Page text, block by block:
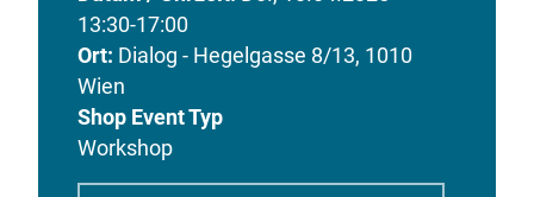
13:30-17:00
Ort Dialog - Hegelgasse 8/13, 1010
Wien
Shop Event Typ
Workshop